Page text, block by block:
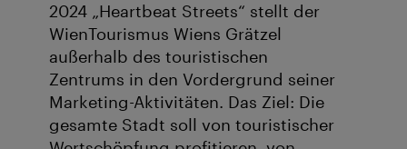
2024 „Heartbeat Streets“ stellt der
WienTourismus Wiens Grätzel
außerhalb des touristischen
Zentrums in den Vordergrund seiner
Marketing-Aktivitäten. Das Ziel: Die
gesamte Stadt soll von touristischer